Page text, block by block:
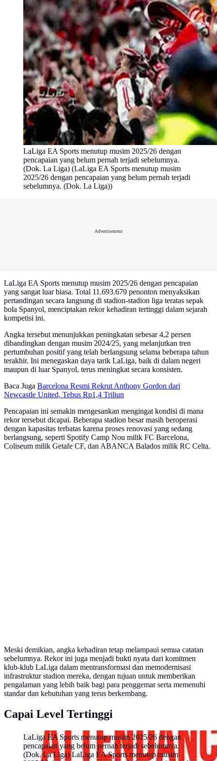
LaLiga EA Sports menutup musim 2025/26 dengan
pencapaian yang belum pernah terjadi sebelumnya.
(Dok. La Liga) (LaLiga EA Sports menutup musim
2025/26 dengan pencapaian yang belum pernah terjadi
sebelumnya. (Dok. La Liga))
Advertisement
LaLiga EA Sports menutup musim 2025/26 dengan pencapaian
yang sangat luar biasa. Total 11.693.679 penonton menyaksikan
pertandingan secara langsung di stadion-stadion liga teratas sepak
bola Spanyol, menciptakan rekor kehadiran tertinggi dalam sejarah
kompetisi ini.
Angka tersebut menunjukkan peningkatan sebesar 4,2 persen
dibandingkan dengan musim 2024/25, yang melanjutkan tren
pertumbuhan positif yang telah berlangsung selama beberapa tahun
terakhir. Ini menegaskan daya tarik LaLiga, baik di dalam negeri
maupun di luar Spanyol, terus meningkat secara konsisten.
Baca Juga Barcelona Resmi Rekrut Anthony Gordon dari
Newcastle United, Tebus Rp1,4 Triliun
Pencapaian ini semakin mengesankan mengingat kondisi di mana
rekor tersebut dicapai. Beberapa stadion besar masih beroperasi
dengan kapasitas terbatas karena proses renovasi yang sedang
berlangsung, seperti Spotify Camp Nou milik FC Barcelona,
Coliseum milik Getafe CF, dan ABANCA Balados milik RC Celta.
Meski demikian, angka kehadiran tetap melampaui semua catatan
sebelumnya. Rekor ini juga menjadi bukti nyata dari komitmen
klub-klub LaLiga dalam mentransformasi dan memodernisasi
infrastruktur stadion mereka, dengan tujuan untuk memberikan
pengalaman yang lebih baik bagi para penggemar serta memenuhi
standar dan kebutuhan yang terus berkembang.
Capai Level Tertinggi
LaLiga EA Sports menutup musim 2025/26 dengan
pencapaian yang belum pernah terjadi sebelumnya.
(Dok. La Liga) LaLiga EA Sports menutup musim